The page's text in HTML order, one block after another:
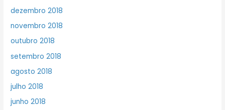
dezembro 2018
novembro 2018
outubro 2018
setembro 2018
agosto 2018
julho 2018
junho 2018